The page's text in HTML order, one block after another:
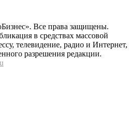
Все права защищены.
в средствах массовой
телевидение, радио и Интернет,
разрешения редакции.